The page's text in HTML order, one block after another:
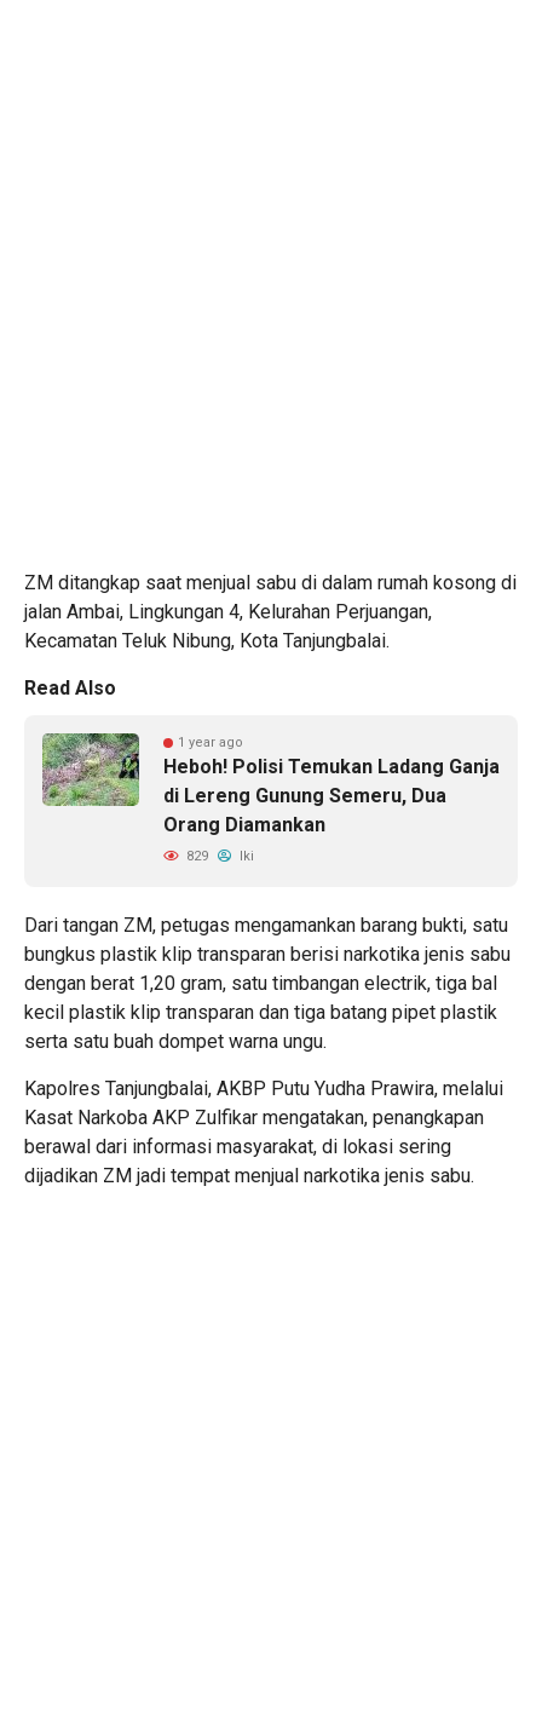
ZM ditangkap saat menjual sabu di dalam rumah kosong di
jalan Ambai, Lingkungan 4, Kelurahan Perjuangan,
Kecamatan Teluk Nibung, Kota Tanjungbalai.
Read Also
1 year ago
Heboh! Polisi Temukan Ladang Ganja
di Lereng Gunung Semeru, Dua
Orang Diamankan
829 Iki
Dari tangan ZM, petugas mengamankan barang bukti, satu
bungkus plastik klip transparan berisi narkotika jenis sabu
dengan berat 1,20 gram, satu timbangan electrik, tiga bal
kecil plastik klip transparan dan tiga batang pipet plastik
serta satu buah dompet warna ungu.
Kapolres Tanjungbalai, AKBP Putu Yudha Prawira, melalui
Kasat Narkoba AKP Zulfikar mengatakan, penangkapan
berawal dari informasi masyarakat, di lokasi sering
dijadikan ZM jadi tempat menjual narkotika jenis sabu.